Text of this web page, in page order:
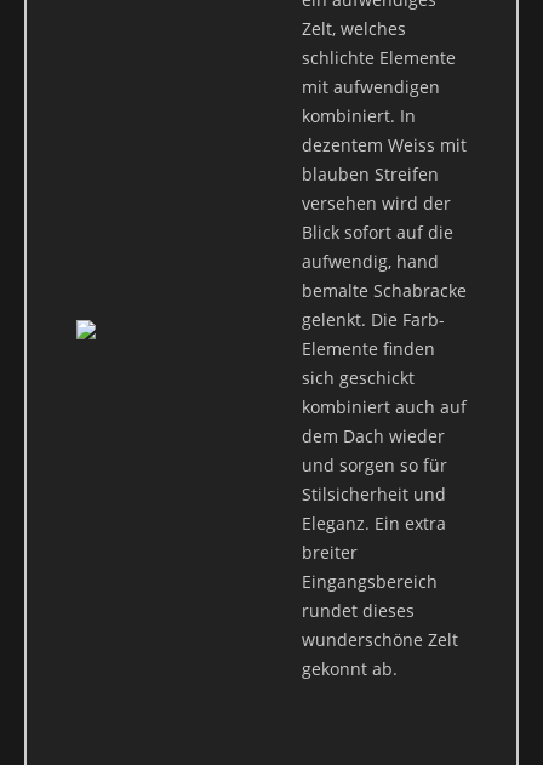
Zelt, welches
schlichte Elemente
mit aufwendigen
kombiniert. In
dezentem Weiss mit
blauben Streifen
versehen wird der
Blick sofort auf die
aufwendig, hand
bemalte Schabracke
gelenkt. Die Farb-
Elemente finden
sich geschickt
kombiniert auch auf
dem Dach wieder
und sorgen so für
Stilsicherheit und
Eleganz. Ein extra
breiter
Eingangsbereich
rundet dieses
wunderschöne Zelt
gekonnt ab.